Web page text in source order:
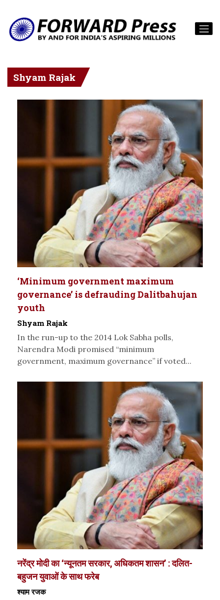
Shyam Rajak
‘Minimum government maximum
governance’ is defrauding Dalitbahujan
youth
Shyam Rajak
In the run-up to the 2014 Lok Sabha polls,
Narendra Modi promised “minimum
government, maximum governance” if voted...
नरेंद्र मोदी का ‘न्यूनतम सरकार, अधिकतम शासन’ : दलित-
बहुजन युवाओं के साथ फरेब
श्याम रजक